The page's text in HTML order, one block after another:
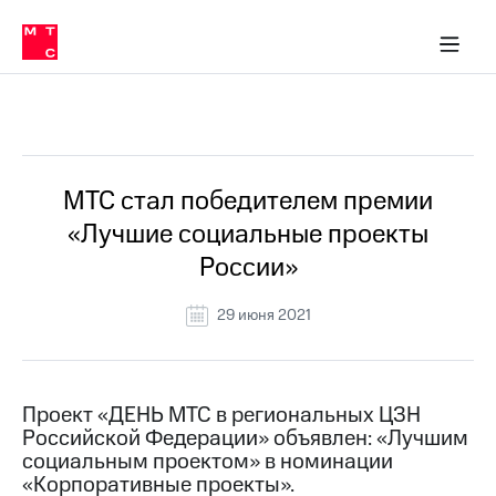
Медиа-центр
и акционерам
Устойчивое развитие
Комплаенс и деловая этика
компании
Карьера
История
компании
информация
Контакты
Медиа-центр
Пресс-
релизы
в МТС
Пресс-
релизы
о технологиях
МТС стал победителем премии
«Лучшие социальные проекты
России»
29 июня 2021
Проект «ДЕНЬ МТС в региональных ЦЗН
Российской Федерации» объявлен: «Лучшим
социальным проектом» в номинации
«Корпоративные проекты».